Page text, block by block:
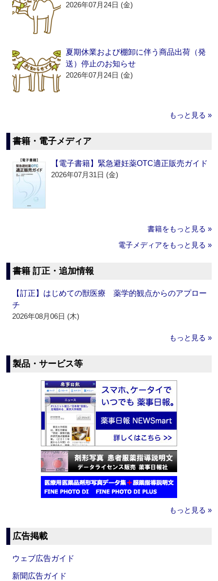
2026年07月24日 (金)
夏期休業および棚卸に伴う商品出荷（発
送）停止のお知らせ
2026年07月24日 (金)
もっと見る »
書籍・電子メディア
【電子書籍】緊急避妊薬OTC適正販売ガイド
2026年07月31日 (金)
書籍をもっと見る »
電子メディアをもっと見る »
書籍 訂正・追加情報
【訂正】はじめての獣医療 薬学的観点からのアプロー
チ
2026年08月06日 (木)
もっと見る »
製品・サービス等
もっと見る »
広告掲載
ウェブ広告ガイド
新聞広告ガイド